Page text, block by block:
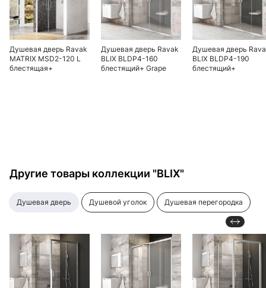
Душевая дверь Ravak
MATRIX MSD2-120 L
блестящая+
Душевая дверь Ravak
BLIX BLDP4-160
блестящий+ Grape
Душевая дверь
BLIX BLDP4-190
блестящий+
Другие товары коллекции "BLIX"
душевая дверь душевой уголок душевая перегородка